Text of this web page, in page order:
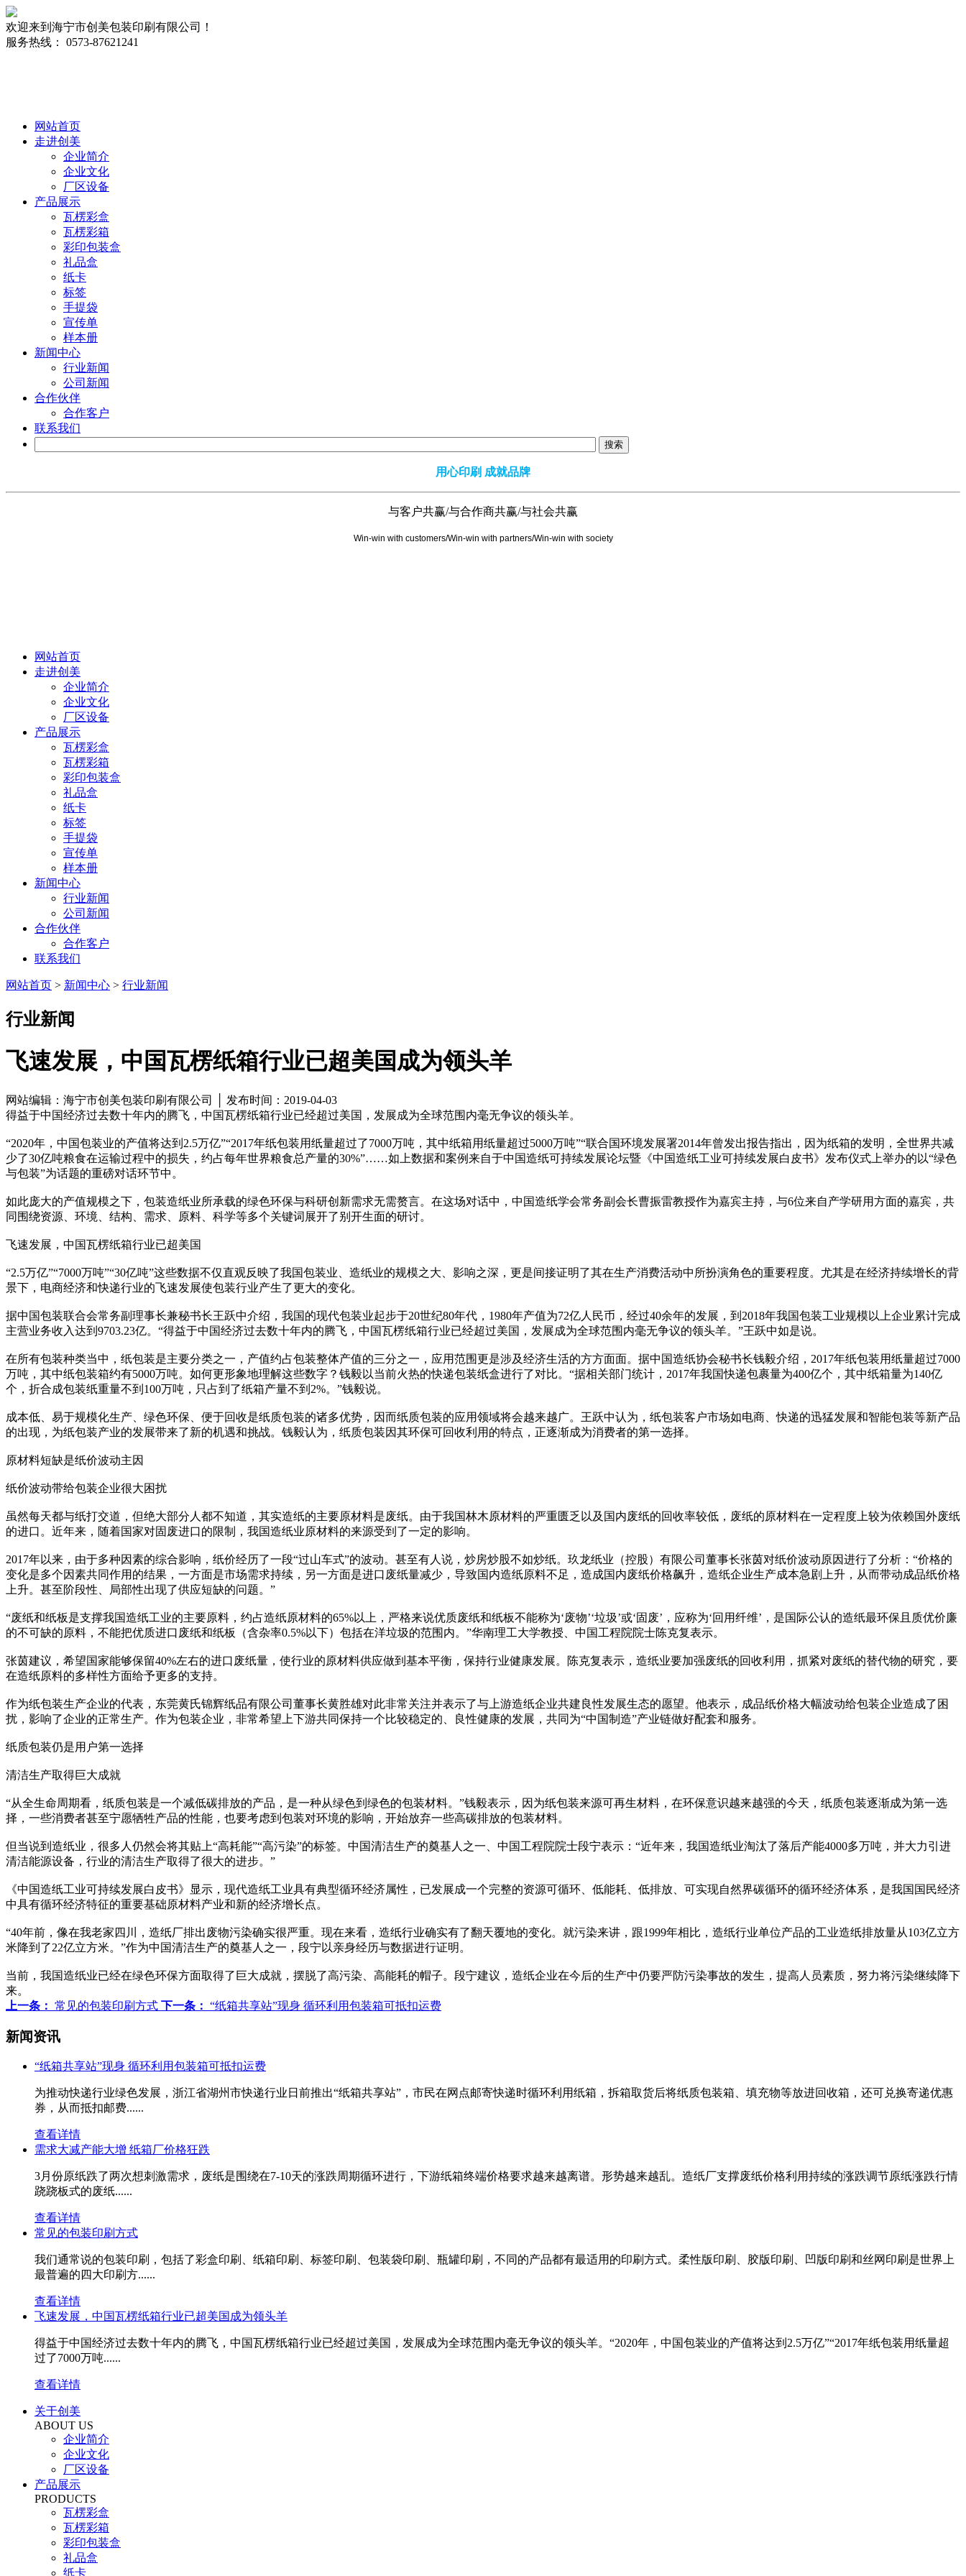
欢迎来到海宁市创美包装印刷有限公司！
服务热线： 0573-87621241
网站首页
走进创美
企业简介
企业文化
厂区设备
产品展示
瓦楞彩盒
瓦楞彩箱
彩印包装盒
礼品盒
纸卡
标签
手提袋
宣传单
样本册
新闻中心
行业新闻
公司新闻
合作伙伴
合作客户
联系我们
用心印刷 成就品牌
与客户共赢/与合作商共赢/与社会共赢
Win-win with customers/Win-win with partners/Win-win with society
网站首页
走进创美
企业简介
企业文化
厂区设备
产品展示
瓦楞彩盒
瓦楞彩箱
彩印包装盒
礼品盒
纸卡
标签
手提袋
宣传单
样本册
新闻中心
行业新闻
公司新闻
合作伙伴
合作客户
联系我们
网站首页 > 新闻中心 > 行业新闻
行业新闻
飞速发展，中国瓦楞纸箱行业已超美国成为领头羊
网站编辑：海宁市创美包装印刷有限公司 │ 发布时间：2019-04-03
得益于中国经济过去数十年内的腾飞，中国瓦楞纸箱行业已经超过美国，发展成为全球范围内毫无争议的领头羊。
“2020年，中国包装业的产值将达到2.5万亿”“2017年纸包装用纸量超过了7000万吨，其中纸箱用纸量超过5000万吨”“联合国环境发展署2014年曾发出报告指出，因为纸箱的发明，全世界共减
少了30亿吨粮食在运输过程中的损失，约占每年世界粮食总产量的30%”……如上数据和案例来自于中国造纸可持续发展论坛暨《中国造纸工业可持续发展白皮书》发布仪式上举办的以“绿色
与包装”为话题的重磅对话环节中。
如此庞大的产值规模之下，包装造纸业所承载的绿色环保与科研创新需求无需赘言。在这场对话中，中国造纸学会常务副会长曹振雷教授作为嘉宾主持，与6位来自产学研用方面的嘉宾，共
同围绕资源、环境、结构、需求、原料、科学等多个关键词展开了别开生面的研讨。
飞速发展，中国瓦楞纸箱行业已超美国
“2.5万亿”“7000万吨”“30亿吨”这些数据不仅直观反映了我国包装业、造纸业的规模之大、影响之深，更是间接证明了其在生产消费活动中所扮演角色的重要程度。尤其是在经济持续增长的背
景下，电商经济和快递行业的飞速发展使包装行业产生了更大的变化。
据中国包装联合会常务副理事长兼秘书长王跃中介绍，我国的现代包装业起步于20世纪80年代，1980年产值为72亿人民币，经过40余年的发展，到2018年我国包装工业规模以上企业累计完成
主营业务收入达到9703.23亿。“得益于中国经济过去数十年内的腾飞，中国瓦楞纸箱行业已经超过美国，发展成为全球范围内毫无争议的领头羊。”王跃中如是说。
在所有包装种类当中，纸包装是主要分类之一，产值约占包装整体产值的三分之一，应用范围更是涉及经济生活的方方面面。据中国造纸协会秘书长钱毅介绍，2017年纸包装用纸量超过7000
万吨，其中纸包装箱约有5000万吨。如何更形象地理解这些数字？钱毅以当前火热的快递包装纸盒进行了对比。“据相关部门统计，2017年我国快递包裹量为400亿个，其中纸箱量为140亿
个，折合成包装纸重量不到100万吨，只占到了纸箱产量不到2%。”钱毅说。
成本低、易于规模化生产、绿色环保、便于回收是纸质包装的诸多优势，因而纸质包装的应用领域将会越来越广。王跃中认为，纸包装客户市场如电商、快递的迅猛发展和智能包装等新产品
的出现，为纸包装产业的发展带来了新的机遇和挑战。钱毅认为，纸质包装因其环保可回收利用的特点，正逐渐成为消费者的第一选择。
原材料短缺是纸价波动主因
纸价波动带给包装企业很大困扰
虽然每天都与纸打交道，但绝大部分人都不知道，其实造纸的主要原材料是废纸。由于我国林木原材料的严重匮乏以及国内废纸的回收率较低，废纸的原材料在一定程度上较为依赖国外废纸
的进口。近年来，随着国家对固废进口的限制，我国造纸业原材料的来源受到了一定的影响。
2017年以来，由于多种因素的综合影响，纸价经历了一段“过山车式”的波动。甚至有人说，炒房炒股不如炒纸。玖龙纸业（控股）有限公司董事长张茵对纸价波动原因进行了分析：“价格的
变化是多个因素共同作用的结果，一方面是市场需求持续，另一方面是进口废纸量减少，导致国内造纸原料不足，造成国内废纸价格飙升，造纸企业生产成本急剧上升，从而带动成品纸价格
上升。甚至阶段性、局部性出现了供应短缺的问题。”
“废纸和纸板是支撑我国造纸工业的主要原料，约占造纸原材料的65%以上，严格来说优质废纸和纸板不能称为‘废物’‘垃圾’或‘固废’，应称为‘回用纤维’，是国际公认的造纸最环保且质优价廉
的不可缺的原料，不能把优质进口废纸和纸板（含杂率0.5%以下）包括在洋垃圾的范围内。”华南理工大学教授、中国工程院院士陈克复表示。
张茵建议，希望国家能够保留40%左右的进口废纸量，使行业的原材料供应做到基本平衡，保持行业健康发展。陈克复表示，造纸业要加强废纸的回收利用，抓紧对废纸的替代物的研究，要
在造纸原料的多样性方面给予更多的支持。
作为纸包装生产企业的代表，东莞黄氏锦辉纸品有限公司董事长黄胜雄对此非常关注并表示了与上游造纸企业共建良性发展生态的愿望。他表示，成品纸价格大幅波动给包装企业造成了困
扰，影响了企业的正常生产。作为包装企业，非常希望上下游共同保持一个比较稳定的、良性健康的发展，共同为“中国制造”产业链做好配套和服务。
纸质包装仍是用户第一选择
清洁生产取得巨大成就
“从全生命周期看，纸质包装是一个减低碳排放的产品，是一种从绿色到绿色的包装材料。”钱毅表示，因为纸包装来源可再生材料，在环保意识越来越强的今天，纸质包装逐渐成为第一选
择，一些消费者甚至宁愿牺牲产品的性能，也要考虑到包装对环境的影响，开始放弃一些高碳排放的包装材料。
但当说到造纸业，很多人仍然会将其贴上“高耗能”“高污染”的标签。中国清洁生产的奠基人之一、中国工程院院士段宁表示：“近年来，我国造纸业淘汰了落后产能4000多万吨，并大力引进
清洁能源设备，行业的清洁生产取得了很大的进步。”
《中国造纸工业可持续发展白皮书》显示，现代造纸工业具有典型循环经济属性，已发展成一个完整的资源可循环、低能耗、低排放、可实现自然界碳循环的循环经济体系，是我国国民经济
中具有循环经济特征的重要基础原材料产业和新的经济增长点。
“40年前，像在我老家四川，造纸厂排出废物污染确实很严重。现在来看，造纸行业确实有了翻天覆地的变化。就污染来讲，跟1999年相比，造纸行业单位产品的工业造纸排放量从103亿立方
米降到了22亿立方米。”作为中国清洁生产的奠基人之一，段宁以亲身经历与数据进行证明。
当前，我国造纸业已经在绿色环保方面取得了巨大成就，摆脱了高污染、高能耗的帽子。段宁建议，造纸企业在今后的生产中仍要严防污染事故的发生，提高人员素质，努力将污染继续降下
来。
上一条： 常见的包装印刷方式 下一条： “纸箱共享站”现身 循环利用包装箱可抵扣运费
新闻资讯
“纸箱共享站”现身 循环利用包装箱可抵扣运费
为推动快递行业绿色发展，浙江省湖州市快递行业日前推出“纸箱共享站”，市民在网点邮寄快递时循环利用纸箱，拆箱取货后将纸质包装箱、填充物等放进回收箱，还可兑换寄递优惠
券，从而抵扣邮费......
查看详情
需求大减产能大增 纸箱厂价格狂跌
3月份原纸跌了两次想刺激需求，废纸是围绕在7-10天的涨跌周期循环进行，下游纸箱终端价格要求越来越离谱。形势越来越乱。造纸厂支撑废纸价格利用持续的涨跌调节原纸涨跌行情
跷跷板式的废纸......
查看详情
常见的包装印刷方式
我们通常说的包装印刷，包括了彩盒印刷、纸箱印刷、标签印刷、包装袋印刷、瓶罐印刷，不同的产品都有最适用的印刷方式。柔性版印刷、胶版印刷、凹版印刷和丝网印刷是世界上
最普遍的四大印刷方......
查看详情
飞速发展，中国瓦楞纸箱行业已超美国成为领头羊
得益于中国经济过去数十年内的腾飞，中国瓦楞纸箱行业已经超过美国，发展成为全球范围内毫无争议的领头羊。“2020年，中国包装业的产值将达到2.5万亿”“2017年纸包装用纸量超
过了7000万吨......
查看详情
关于创美
ABOUT US
企业简介
企业文化
厂区设备
产品展示
PRODUCTS
瓦楞彩盒
瓦楞彩箱
彩印包装盒
礼品盒
纸卡